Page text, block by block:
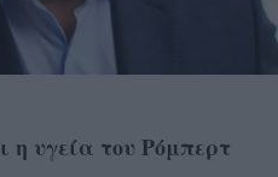
η υγεία του Ρόμπερτ